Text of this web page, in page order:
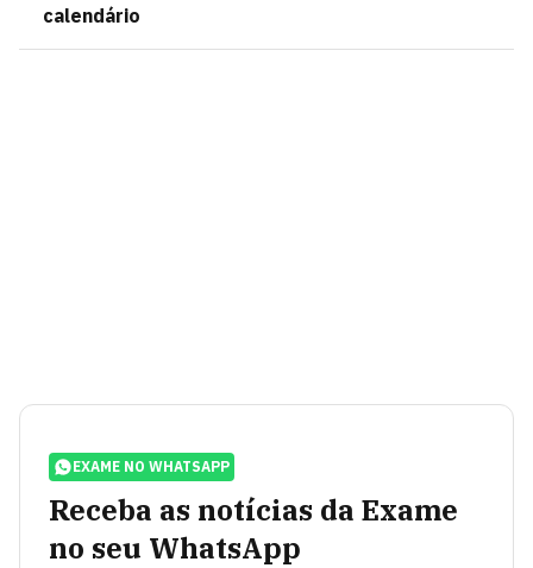
calendário
EXAME NO WHATSAPP
Receba as notícias da Exame
no seu WhatsApp